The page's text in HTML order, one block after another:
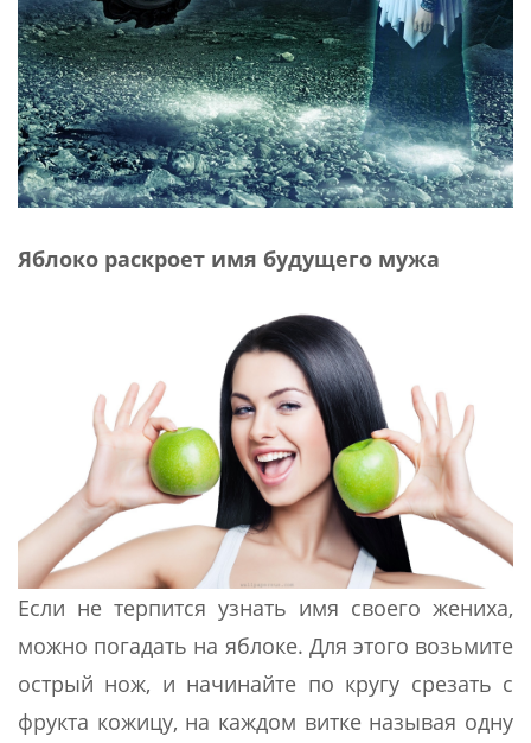
Яблоко раскроет имя будущего мужа
Если не терпится узнать имя своего жениха,
можно погадать на яблоке. Для этого возьмите
острый нож, и начинайте по кругу срезать с
фрукта кожицу, на каждом витке называя одну